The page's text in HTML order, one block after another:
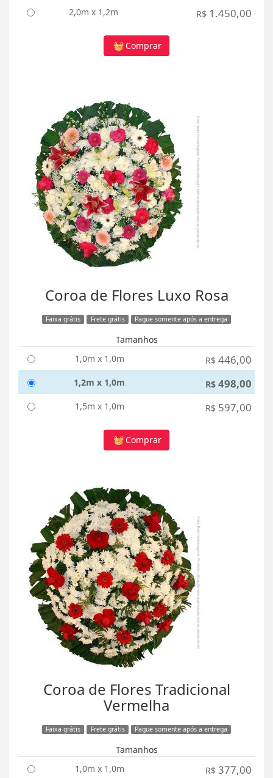
2,0m x 1,2m R$ 1.450,00
Comprar
Coroa de Flores Luxo Rosa
Faixa grátis Frete grátis Pague somente após a entrega
Tamanhos
1,0m x 1,0m
R$ 446,00
1,2m x 1,0m R$ 498,00
1,5m x 1,0m R$ 597,00
Comprar
Coroa de Flores Tradicional
Vermelha
Faixa grátis Frete grátis Pague somente após a entrega
Tamanhos
1,0m x 1,0m
R$ 377,00